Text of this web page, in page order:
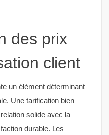
des prix
client
un élément déterminant
Une tarification bien
solide avec la
durable. Les